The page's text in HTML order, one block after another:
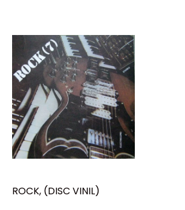
ROCK, (DISC VINIL)